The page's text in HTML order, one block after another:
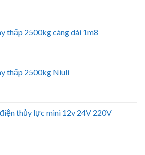
thấp 2500kg càng dài 1m8
thấp 2500kg Niuli
thủy lực mini 12v 24V 220V